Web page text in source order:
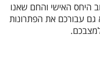
היחס האישי והחם שאנו
גם עבורכם את הפתרונות